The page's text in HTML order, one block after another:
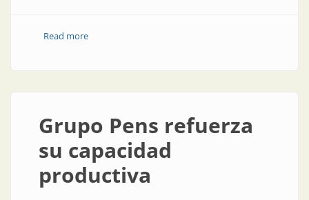
Read moreabout Robustos, resistentes y para todo tipo de
Grupo Pens refuerza
su capacidad
productiva